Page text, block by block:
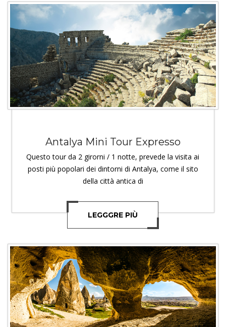
Antalya Mini Tour Expresso
Questo tour da 2 girorni / 1 notte, prevede la visita ai
posti più popolari dei dintorni di Antalya, come il sito
della città antica di
LEGGGRE PIÙ